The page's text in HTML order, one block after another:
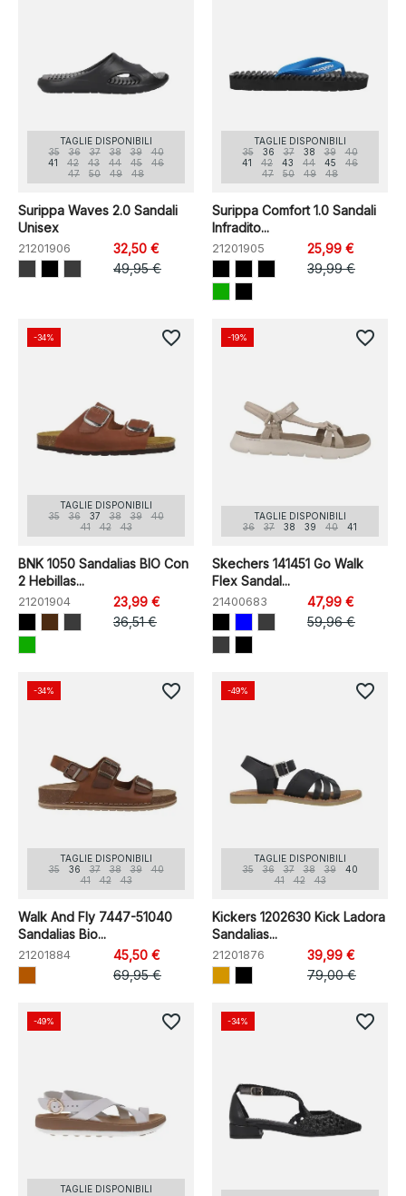
TAGLIE DISPONIBILI
35
36 37 38 39
40
41
42 43 44 45
46
47
50 49 48
Surippa Waves 2.0 Sandali
Unisex
21201906
32,50 €
49,95 €
TAGLIE DISPONIBILI
35
36 37 38 39
40
41
42 43 44 45
46
47
50 49 48
Surippa Comfort 1.0 Sandali
Infradito...
21201905
25,99 €
39,99 €
TAGLIE DISPONIBILI
35
36 37 38 39
40
41
42 43
BNK 1050 Sandalias BIO Con
2 Hebillas...
21201904
23,99 €
36,51 €
-34% favorite_border
TAGLIE DISPONIBILI
36
37 38 39 40 41
Skechers 141451 Go Walk
Flex Sandal...
21400683
47,99 €
59,96 €
-19% favorite_border
TAGLIE DISPONIBILI
35
36 37 38 39
40
41
42 43
Walk And Fly 7447-51040
Sandalias Bio...
21201884
45,50 €
69,95 €
-34% favorite_border
TAGLIE DISPONIBILI
35
36 37 38 39
40
41
42 43
Kickers 1202630 Kick Ladora
Sandalias...
21201876
39,99 €
79,00 €
-49% favorite_border
TAGLIE DISPONIBILI
-49% favorite_border -34% favorite_border